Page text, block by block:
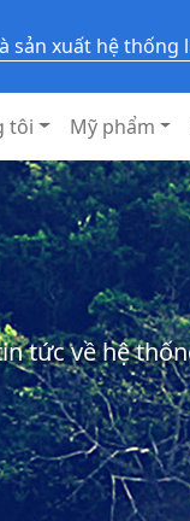
sản xuất hệ
tôi Mỹ phẩm
tức về hệ